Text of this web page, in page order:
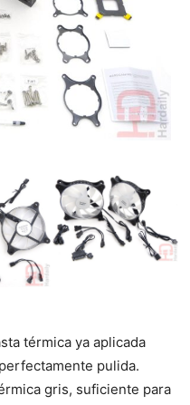
térmica ya aplicada
pulida.
gris, suficiente para